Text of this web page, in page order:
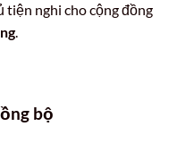
tiện nghi cho cộng đồng
.
bộ